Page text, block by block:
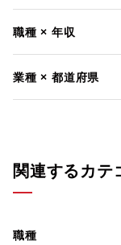
職種 × 年収
業種 × 都道府県
関連するカテ
職種